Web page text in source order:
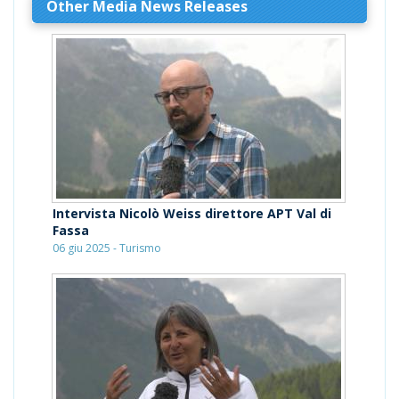
Other Media News Releases
Intervista Nicolò Weiss direttore APT Val di
Fassa
06 giu 2025 - Turismo